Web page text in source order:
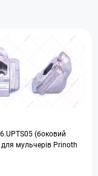
(боковий
мульчерів Prinoth